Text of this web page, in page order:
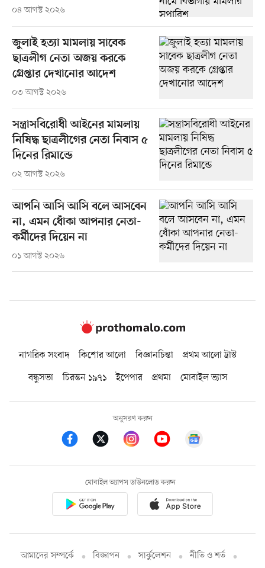
০৪ আগস্ট ২০২৬
জুলাই হত্যা মামলায় সাবেক
ছাত্রলীগ নেতা অজয় করকে
গ্রেপ্তার দেখানোর আদেশ
০৩ আগস্ট ২০২৬
সন্ত্রাসবিরোধী আইনের মামলায়
নিষিদ্ধ ছাত্রলীগের নেতা নিবাস ৫
দিনের রিমান্ডে
০২ আগস্ট ২০২৬
আপনি আসি আসি বলে আসবেন
না, এমন ধোঁকা আপনার নেতা-
কর্মীদের দিয়েন না
০১ আগস্ট ২০২৬
নাগরিক সংবাদ কিশোর আলো বিজ্ঞানচিন্তা
প্রথম আলো ট্রাস্ট
বন্ধুসভা
চিরন্তন ১৯৭১ ইপেপার প্রথমা মোবাইল ভ্যাস
অনুসরণ করুন
মোবাইল অ্যাপস ডাউনলোড করুন
আমাদের সম্পর্কে বিজ্ঞাপন সার্কুলেশন নীতি ও শর্ত